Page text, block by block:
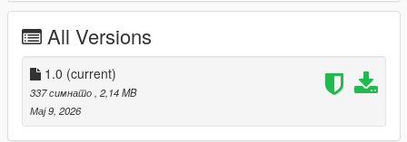
All Versions
1.0 (current)
337 симнато , 2,14 MB
Мај 9, 2026